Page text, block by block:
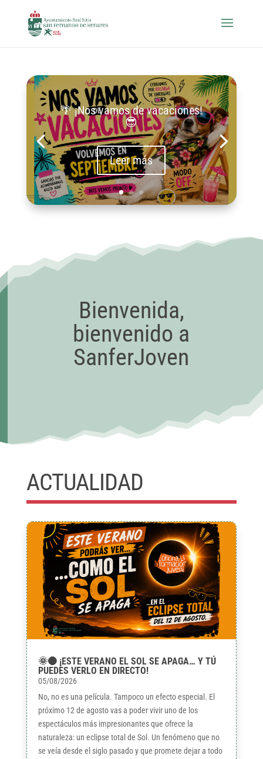
🌴 ¡Nos vamos de vacaciones!
😎
Leer más
Bienvenida,
bienvenido a
SanferJoven
ACTUALIDAD
🌞🌑 ¡ESTE VERANO EL SOL SE APAGA… Y TÚ
PUEDES VERLO EN DIRECTO!
05/08/2026
No, no es una película. Tampoco un efecto especial. El
próximo 12 de agosto vas a poder vivir uno de los
espectáculos más impresionantes que ofrece la
naturaleza: un eclipse total de Sol. Un fenómeno que no
se veía desde el siglo pasado y que promete dejar a todo